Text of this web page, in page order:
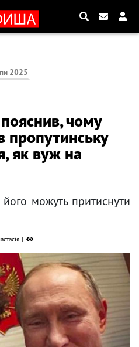
2025
чому
пропутинську
як вуж на
можуть притиснути